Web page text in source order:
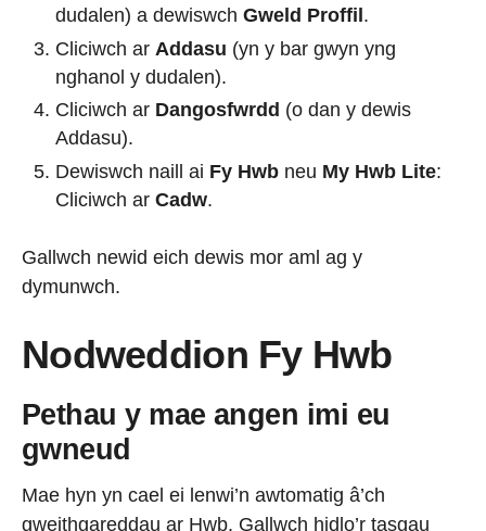
dudalen) a dewiswch Gweld Proffil .
Cliciwch ar Addasu (yn y bar gwyn yng
nghanol y dudalen).
Cliciwch ar Dangosfwrdd (o dan y dewis
Addasu).
Dewiswch naill ai Fy Hwb neu My Hwb Lite:
Cliciwch ar Cadw.
Gallwch newid eich dewis mor aml ag y
dymunwch.
Nodweddion Fy Hwb
Pethau y mae angen imi eu
gwneud
Mae hyn yn cael ei lenwi’n awtomatig â’ch
gweithgareddau ar Hwb. Gallwch hidlo’r tasgau